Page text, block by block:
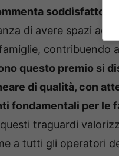
soddisfatto il
di avere spazi
contribuendo
questo premio si
di qualità, con
fondamentali per le
traguardi
a tutti gli operatori